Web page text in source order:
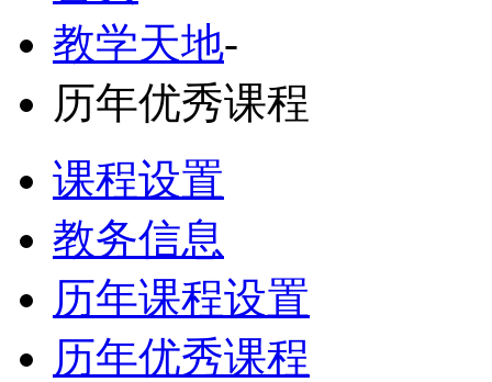
教学天地-
历年优秀课程
课程设置
教务信息
历年课程设置
历年优秀课程